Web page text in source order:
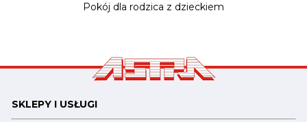
Pokój dla rodzica z dzieckiem
SKLEPY I USŁUGI